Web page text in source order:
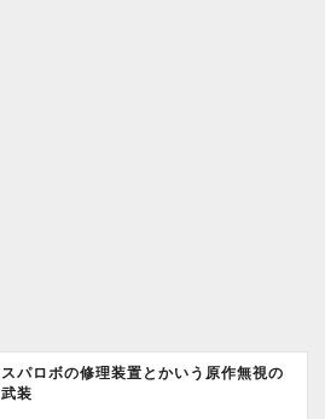
スパロボの修理装置とかいう原作無視の
武装